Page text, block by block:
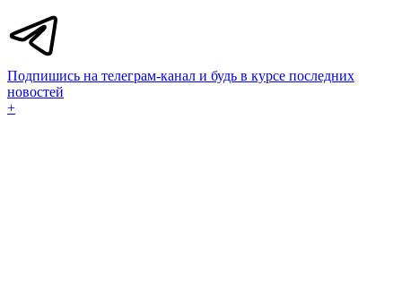
Подпишись на телеграм-канал и будь в курсе последних
новостей
+